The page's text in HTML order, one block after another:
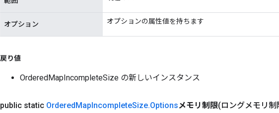
オプション オプションの属性値を持ちます
戻り値
OrderedMapIncompleteSize の新しいインスタンス
public static OrderedMapIncompleteSize.Optionsメモリ制限(ロングメモリ制